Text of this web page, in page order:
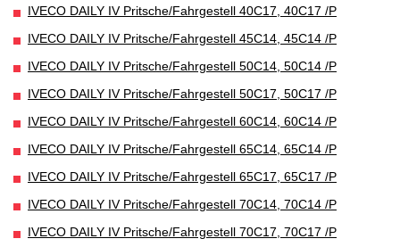
IVECO DAILY IV Pritsche/Fahrgestell 40C17, 40C17 /P
IVECO DAILY IV Pritsche/Fahrgestell 45C14, 45C14 /P
IVECO DAILY IV Pritsche/Fahrgestell 50C14, 50C14 /P
IVECO DAILY IV Pritsche/Fahrgestell 50C17, 50C17 /P
IVECO DAILY IV Pritsche/Fahrgestell 60C14, 60C14 /P
IVECO DAILY IV Pritsche/Fahrgestell 65C14, 65C14 /P
IVECO DAILY IV Pritsche/Fahrgestell 65C17, 65C17 /P
IVECO DAILY IV Pritsche/Fahrgestell 70C14, 70C14 /P
IVECO DAILY IV Pritsche/Fahrgestell 70C17, 70C17 /P